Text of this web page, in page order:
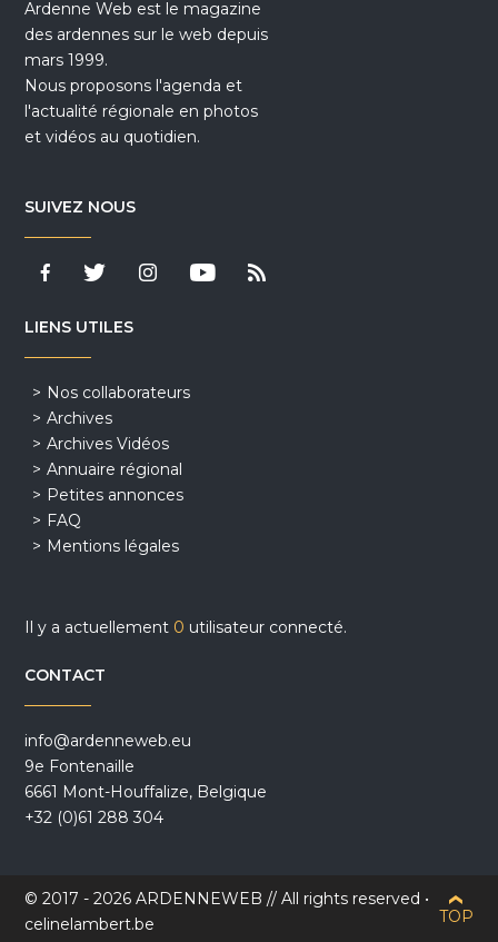
Ardenne Web est le magazine
des ardennes sur le web depuis
mars 1999.
Nous proposons l'agenda et
l'actualité régionale en photos
et vidéos au quotidien.
SUIVEZ NOUS
LIENS UTILES
Nos collaborateurs
Archives
Archives Vidéos
Annuaire régional
Petites annonces
FAQ
Mentions légales
Il y a actuellement 0 utilisateur connecté.
CONTACT
info@ardenneweb.eu
9e Fontenaille
6661 Mont-Houffalize, Belgique
+32 (0)61 288 304
© 2017 - 2026 ARDENNEWEB // All rights reserved •
celinelambert.be
TOP